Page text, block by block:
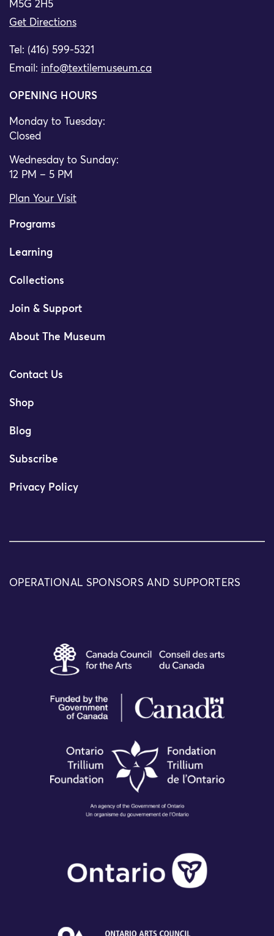
M5G 2H5
Get Directions
Tel: (416) 599-5321
Email: info@textilemuseum.ca
OPENING HOURS
Monday to Tuesday:
Closed
Wednesday to Sunday:
12 PM – 5 PM
Plan Your Visit
Programs
Learning
Collections
Join & Support
About The Museum
Contact Us
Shop
Blog
Subscribe
Privacy Policy
OPERATIONAL SPONSORS AND SUPPORTERS